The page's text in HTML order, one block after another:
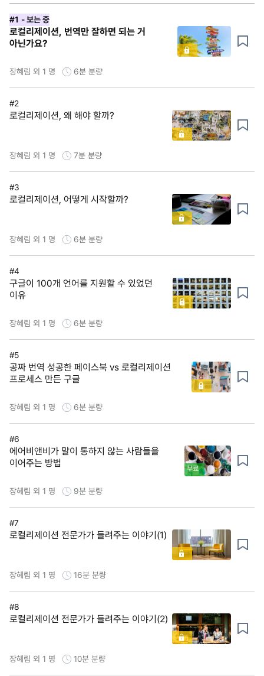
#1 - 보는 중
로컬리제이션, 번역만 잘하면 되는 거
아닌가요?
장혜림 외 1 명 6분 분량
#2
로컬리제이션, 왜 해야 할까?
장혜림 외 1 명 7분 분량
#3
로컬리제이션, 어떻게 시작할까?
장혜림 외 1 명 6분 분량
#4
구글이 100개 언어를 지원할 수 있었던
이유
장혜림 외 1 명 6분 분량
#5
공짜 번역 성공한 페이스북 vs 로컬리제이션
프로세스 만든 구글
장혜림 외 1 명 6분 분량
#6
에어비앤비가 말이 통하지 않는 사람들을
이어주는 방법
무료
장혜림 외 1 명 9분 분량
#7
로컬리제이션 전문가가 들려주는 이야기(1)
장혜림 외 1 명 16분 분량
#8
로컬리제이션 전문가가 들려주는 이야기(2)
장혜림 외 1 명 10분 분량